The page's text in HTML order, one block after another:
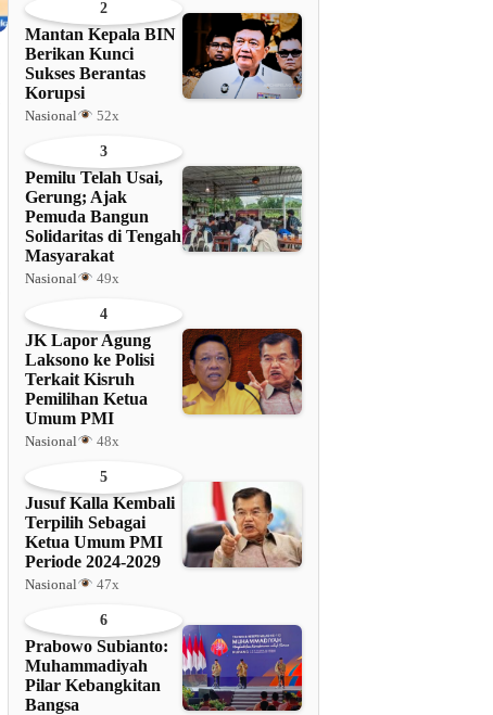
2
Mantan Kepala BIN
Berikan Kunci
Sukses Berantas
Korupsi
Nasional 52x
3
Pemilu Telah Usai,
Gerung; Ajak
Pemuda Bangun
Solidaritas di Tengah
Masyarakat
Nasional 49x
4
JK Lapor Agung
Laksono ke Polisi
Terkait Kisruh
Pemilihan Ketua
Umum PMI
Nasional 48x
5
Jusuf Kalla Kembali
Terpilih Sebagai
Ketua Umum PMI
Periode 2024-2029
Nasional 47x
6
Prabowo Subianto:
Muhammadiyah
Pilar Kebangkitan
Bangsa